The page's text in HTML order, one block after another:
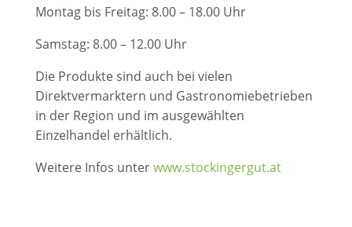
Montag bis Freitag: 8.00 – 18.00 Uhr
Samstag: 8.00 – 12.00 Uhr
Die Produkte sind auch bei vielen
Direktvermarktern und Gastronomiebetrieben
in der Region und im ausgewählten
Einzelhandel erhältlich.
Weitere Infos unterwww.stockingergut.at